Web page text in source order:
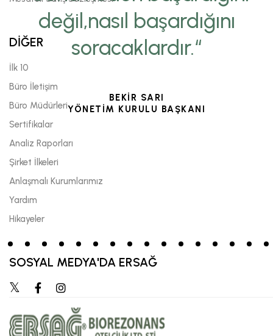
değil,nasıl başardığını
soracaklardır.“
BEKİR SARI
YÖNETİM KURULU BAŞKANI
DİĞER
İlk 10
Büro İletişim
Büro Müdürleri
Sertifikalar
Analiz Raporları
Şirket İlkeleri
Anlaşmalı Kurumlarımız
Yardım
Hikayeler
SOSYAL MEDYA'DA ERSAĞ